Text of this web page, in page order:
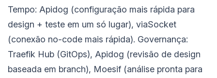
Tempo: Apidog (configuração mais rápida para
design + teste em um só lugar), viaSocket
(conexão no-code mais rápida). Governança:
Traefik Hub (GitOps), Apidog (revisão de design
baseada em branch), Moesif (análise pronta para